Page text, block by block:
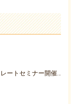
【セミナー】METEOストレートセミナー開催決定のお知らせ